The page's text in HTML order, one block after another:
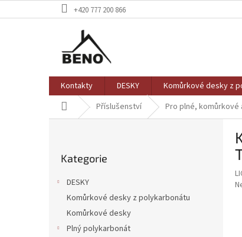
na
+420 777 200 866
Kontakty DESKY Komůrkové desky z
Domů Příslušenství Pro plné,
kategorie
Kategorie
DESKY
Komůrkové desky z polykarbonátu
Komůrkové desky
Plný polykarbonát